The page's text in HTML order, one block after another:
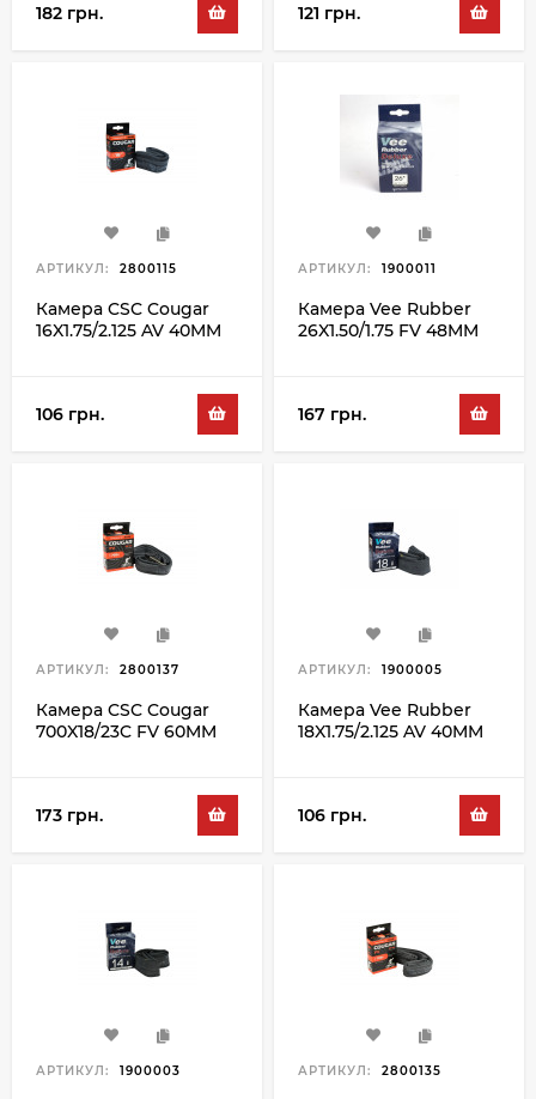
182 грн. 121 грн.
АРТИКУЛ: 2800115
Камера CSC Cougar
16X1.75/2.125 AV 40MM
106 грн.
АРТИКУЛ: 1900011
Камера Vee Rubber
26X1.50/1.75 FV 48MM
167 грн.
АРТИКУЛ: 2800137
Камера CSC Cougar
700X18/23C FV 60MM
173 грн.
АРТИКУЛ: 1900005
Камера Vee Rubber
18X1.75/2.125 AV 40MM
106 грн.
АРТИКУЛ: 1900003 АРТИКУЛ: 2800135